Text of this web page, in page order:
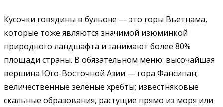
Кусочки говядины в бульоне — это горы Вьетнама,
которые тоже являются значимой изюминкой
природного ландшафта и занимают более 80%
площади страны. В обязательном меню: высочайшая
вершина Юго-Восточной Азии — гора Фансипан;
величественные зелёные хребты; известняковые
скальные образования, растущие прямо из моря или